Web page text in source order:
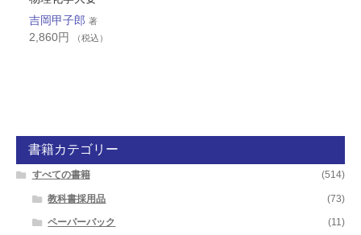
吉岡甲子郎 著
2,860円 （税込）
書籍カテゴリー
すべての書籍 (514)
教科書採用品 (73)
ペーパーバック (11)